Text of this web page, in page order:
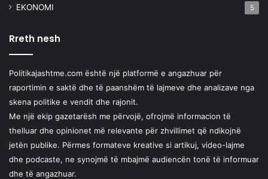
EKONOMI 5
Rreth nesh
Politikajashtme.com është një platformë e angazhuar për
raportimin e saktë dhe të paanshëm të lajmeve dhe analizave nga
skena politike e vendit dhe rajonit.
Me një ekip gazetarësh me përvojë, ofrojmë informacion të
thelluar dhe opinionet më relevante për zhvillimet që ndikojnë
jetën publike. Përmes formateve kreative si artikuj, video-lajme
dhe podcaste, ne synojmë të mbajmë audiencën tonë të informuar
dhe të angazhuar.